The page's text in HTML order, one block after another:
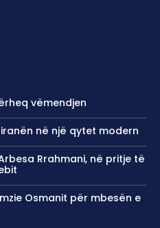
vëmendjen
në një qytet modern
Rrahmani, në pritje të
Osmanit për mbesën e